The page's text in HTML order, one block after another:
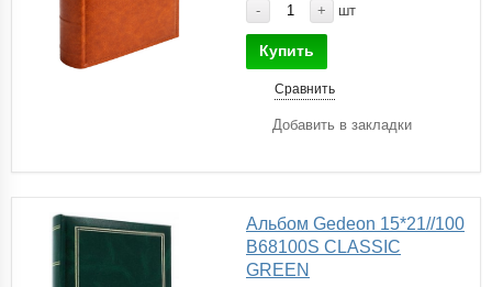
- + шт
Купить
Сравнить
Добавить в закладки
Альбом Gedeon 15*21//100
B68100S CLASSIC
GREEN